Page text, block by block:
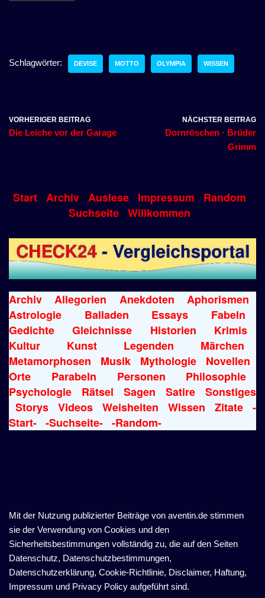
Schlagwörter: DEVISE MOTTO OLYMPIA WISSEN
VORHERIGER BEITRAG
Die Leiche vor der Garage
NÄCHSTER BEITRAG
Dornröschen · Brüder
Grimm
Start Archiv Auslese Impressum
Random
Suchseite Willkommen
Archiv Allegorien Anekdoten
Aphorismen
Astrologie
Balladen Essays
Fabeln
Gedichte
Gleichnisse Historien
Krimis
Kultur
Kunst Legenden
Märchen
Metamorphosen
Musik Mythologie
Novellen
Orte
Parabeln Personen
Philosophie
Psychologie
Rätsel Sagen Satire
Sonstiges
Storys
Videos Weisheiten Wissen Zitate
-
Start- -Suchseite- -Random-
Mit der Nutzung publizierter Beiträge von aventin.de stimmen
sie der Verwendung von Cookies und den
Sicherheitsbestimmungen vollständig zu, die auf den Seiten
Datenschutz, Datenschutzbestimmungen,
Datenschutzerklärung, Cookie-Richtlinie, Disclaimer, Haftung,
Impressum und Privacy Policy aufgeführt sind.